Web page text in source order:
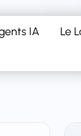
IA Le